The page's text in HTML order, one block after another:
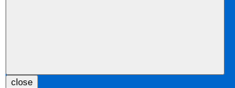
close